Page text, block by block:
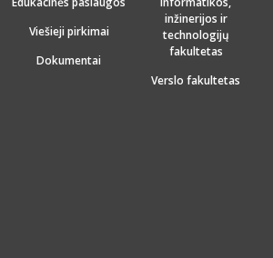
Viešieji pirkimai
Dokumentai
inžinerijos ir
technologijų
fakultetas
Verslo fakultetas